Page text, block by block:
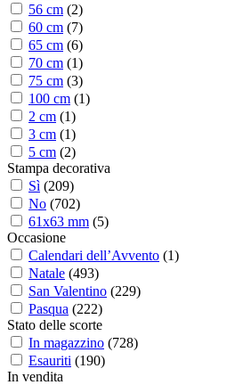
56 cm (2)
60 cm (7)
65 cm (6)
70 cm (1)
75 cm (3)
100 cm (1)
2 cm (1)
3 cm (1)
5 cm (2)
Stampa decorativa
Sì (209)
No (702)
61x63 mm (5)
Occasione
Calendari dell’Avvento (1)
Natale (493)
San Valentino (229)
Pasqua (222)
Stato delle scorte
In magazzino (728)
Esauriti (190)
In vendita